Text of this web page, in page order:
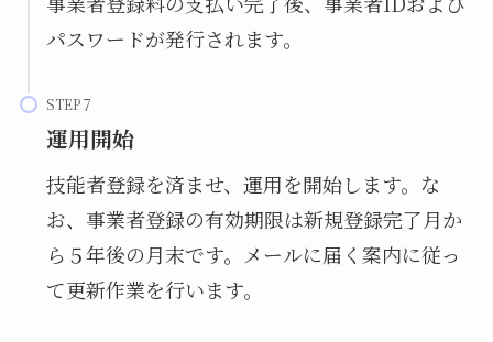
パスワードが発行されます。
STEP
運用開始
技能者登録を済ませ、運用を開始します。な
お、事業者登録の有効期限は新規登録完了月か
ら５年後の月末です。メールに届く案内に従っ
て更新作業を行います。